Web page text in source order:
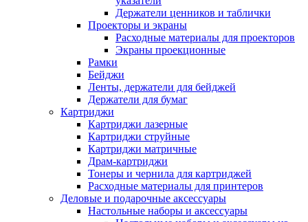
Держатели ценников и таблички
Проекторы и экраны
Расходные материалы для проекторов
Экраны проекционные
Рамки
Бейджи
Ленты, держатели для бейджей
Держатели для бумаг
Картриджи
Картриджи лазерные
Картриджи струйные
Картриджи матричные
Драм-картриджи
Тонеры и чернила для картриджей
Расходные материалы для принтеров
Деловые и подарочные аксессуары
Настольные наборы и аксессуары